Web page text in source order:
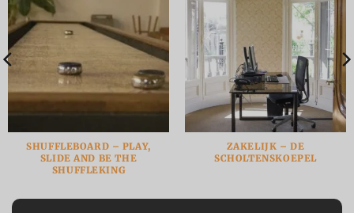
SHUFFLEBOARD – PLAY,
SLIDE AND BE THE
SHUFFLEKING
ZAKELIJK – DE
SCHOLTENSKOEPEL